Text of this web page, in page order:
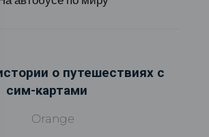
о путешествиях с
сим-картами
Orange